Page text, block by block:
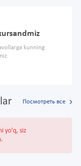
kunning
Посмотреть все
yo'q, siz